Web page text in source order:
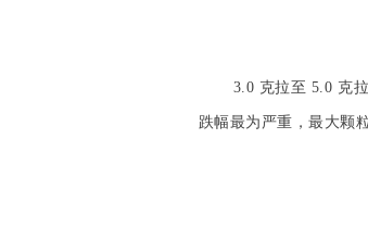
3.0 克拉至 5.0 克
跌幅最为严重，最大颗